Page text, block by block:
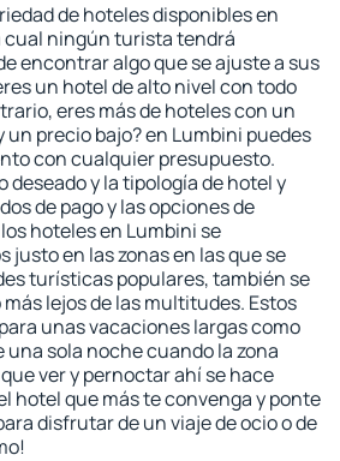
de hoteles disponibles en
cual ningún turista tendrá
encontrar algo que se ajuste a sus
un hotel de alto nivel con todo
eres más de hoteles con un
precio bajo? en Lumbini puedes
con cualquier presupuesto.
deseado y la tipología de hotel y
de pago y las opciones de
hoteles en Lumbini se
en las zonas en las que se
turísticas populares, también se
lejos de las multitudes. Estos
unas vacaciones largas como
una sola noche cuando la zona
ver y pernoctar ahí se hace
hotel que más te convenga y ponte
disfrutar de un viaje de ocio o de